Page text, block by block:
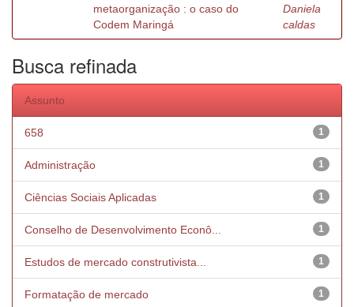
metaorganização : o caso do
Codem Maringá
Daniela
caldas
Busca refinada
Assunto
1
658
1
Administração
1
Ciências Sociais Aplicadas
1
Conselho de Desenvolvimento Econô...
1
Estudos de mercado construtivista...
1
Formatação de mercado